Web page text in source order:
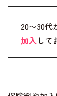
20〜30代
加入して